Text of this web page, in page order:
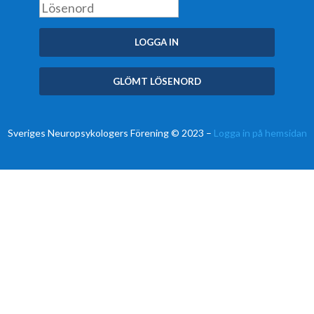
Sveriges Neuropsykologers Förening © 2023 – Logga in på hemsidan